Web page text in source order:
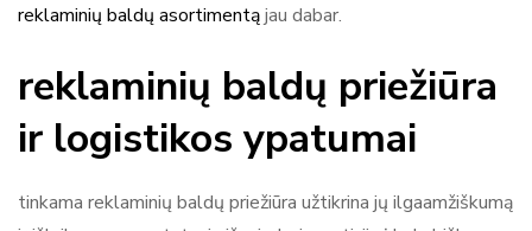
reklaminių baldų asortimentąjau dabar.
reklaminių baldų priežiūra
ir logistikos ypatumai
tinkama reklaminių baldų priežiūra užtikrina jų ilgaamžiškumą